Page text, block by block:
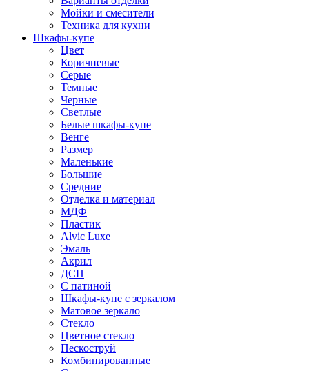
Мойки и смесители
Техника для кухни
Шкафы-купе
Цвет
Коричневые
Серые
Темные
Черные
Светлые
Белые шкафы-купе
Венге
Размер
Маленькие
Большие
Средние
Отделка и материал
МДФ
Пластик
Alvic Luxe
Эмаль
Акрил
ДСП
С патиной
Шкафы-купе с зеркалом
Матовое зеркало
Стекло
Цветное стекло
Пескоструй
Комбинированные